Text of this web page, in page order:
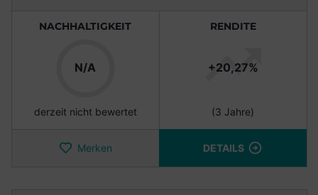
NACHHALTIGKEIT
N/A
derzeit nicht bewertet
RENDITE
+20,27%
(3 Jahre)
Merken DETAILS